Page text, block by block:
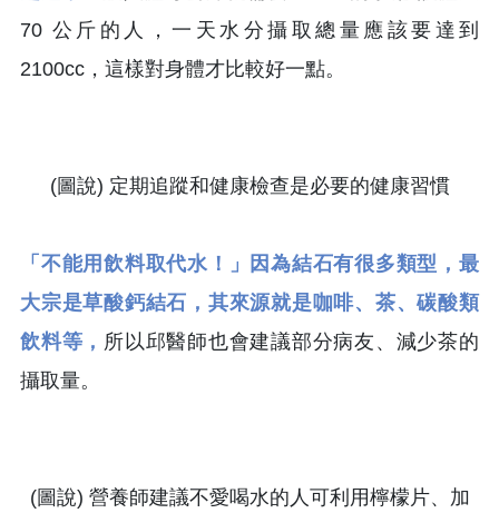
70 公斤的人，一天水分攝取總量應該要達到
2100cc，這樣對身體才比較好一點。
(圖說) 定期追蹤和健康檢查是必要的健康習慣
「不能用飲料取代水！」因為結石有很多類型，最
大宗是草酸鈣結石，其來源就是咖啡、茶、碳酸類
飲料等， 所以邱醫師也會建議部分病友、減少茶的
攝取量。
(圖說) 營養師建議不愛喝水的人可利用檸檬片、加